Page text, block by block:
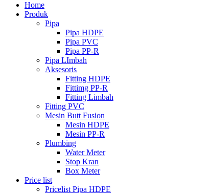
Home
Produk
Pipa
Pipa HDPE
Pipa PVC
Pipa PP-R
Pipa LImbah
Aksesoris
Fitting HDPE
Fittimg PP-R
Fitting Limbah
Fitting PVC
Mesin Butt Fusion
Mesin HDPE
Mesin PP-R
Plumbing
Water Meter
Stop Kran
Box Meter
Price list
Pricelist Pipa HDPE